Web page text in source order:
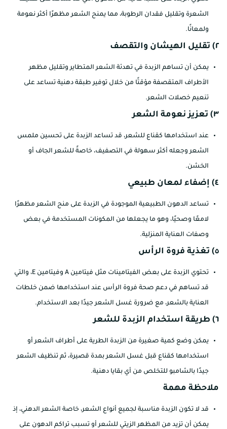
الشعرة وتقليل فقدان الرطوبة، مما يمنح الشعر مظهرًا أكثر نعومة
ولمعانًا.
يمكن أن تساهم الزبدة في تهدئة الشعر المتطاير وتقليل مظهر
الأطراف المتقصفة مؤقتًا من خلال توفير طبقة دهنية تساعد على
تنعيم خصلات الشعر.
عند استخدامها كقناع للشعر، قد تساعد الزبدة على تحسين ملمس
الشعر وجعله أكثر سهولة في التصفيف، خاصةً للشعر الجاف أو
الخشن.
تساعد الدهون الطبيعية الموجودة في الزبدة على منح الشعر مظهرًا
لامعًا وصحيًا، وهو ما يجعلها من المكونات المستخدمة في بعض
وصفات العناية المنزلية.
تحتوي الزبدة على بعض الفيتامينات مثل فيتامين A وفيتامين E، والتي
قد تساهم في دعم صحة فروة الرأس عند استخدامها ضمن خلطات
العناية بالشعر، مع ضرورة غسل الشعر جيدًا بعد الاستخدام.
يمكن وضع كمية صغيرة من الزبدة الطرية على أطراف الشعر أو
استخدامها كقناع قبل غسل الشعر بمدة قصيرة، ثم تنظيف الشعر
جيدًا بالشامبو للتخلص من أي بقايا دهنية.
ملاحظة مهمة
قد لا تكون الزبدة مناسبة لجميع أنواع الشعر، خاصة الشعر الدهني، إذ
يمكن أن تزيد من المظهر الزيتي للشعر أو تسبب تراكم الدهون على